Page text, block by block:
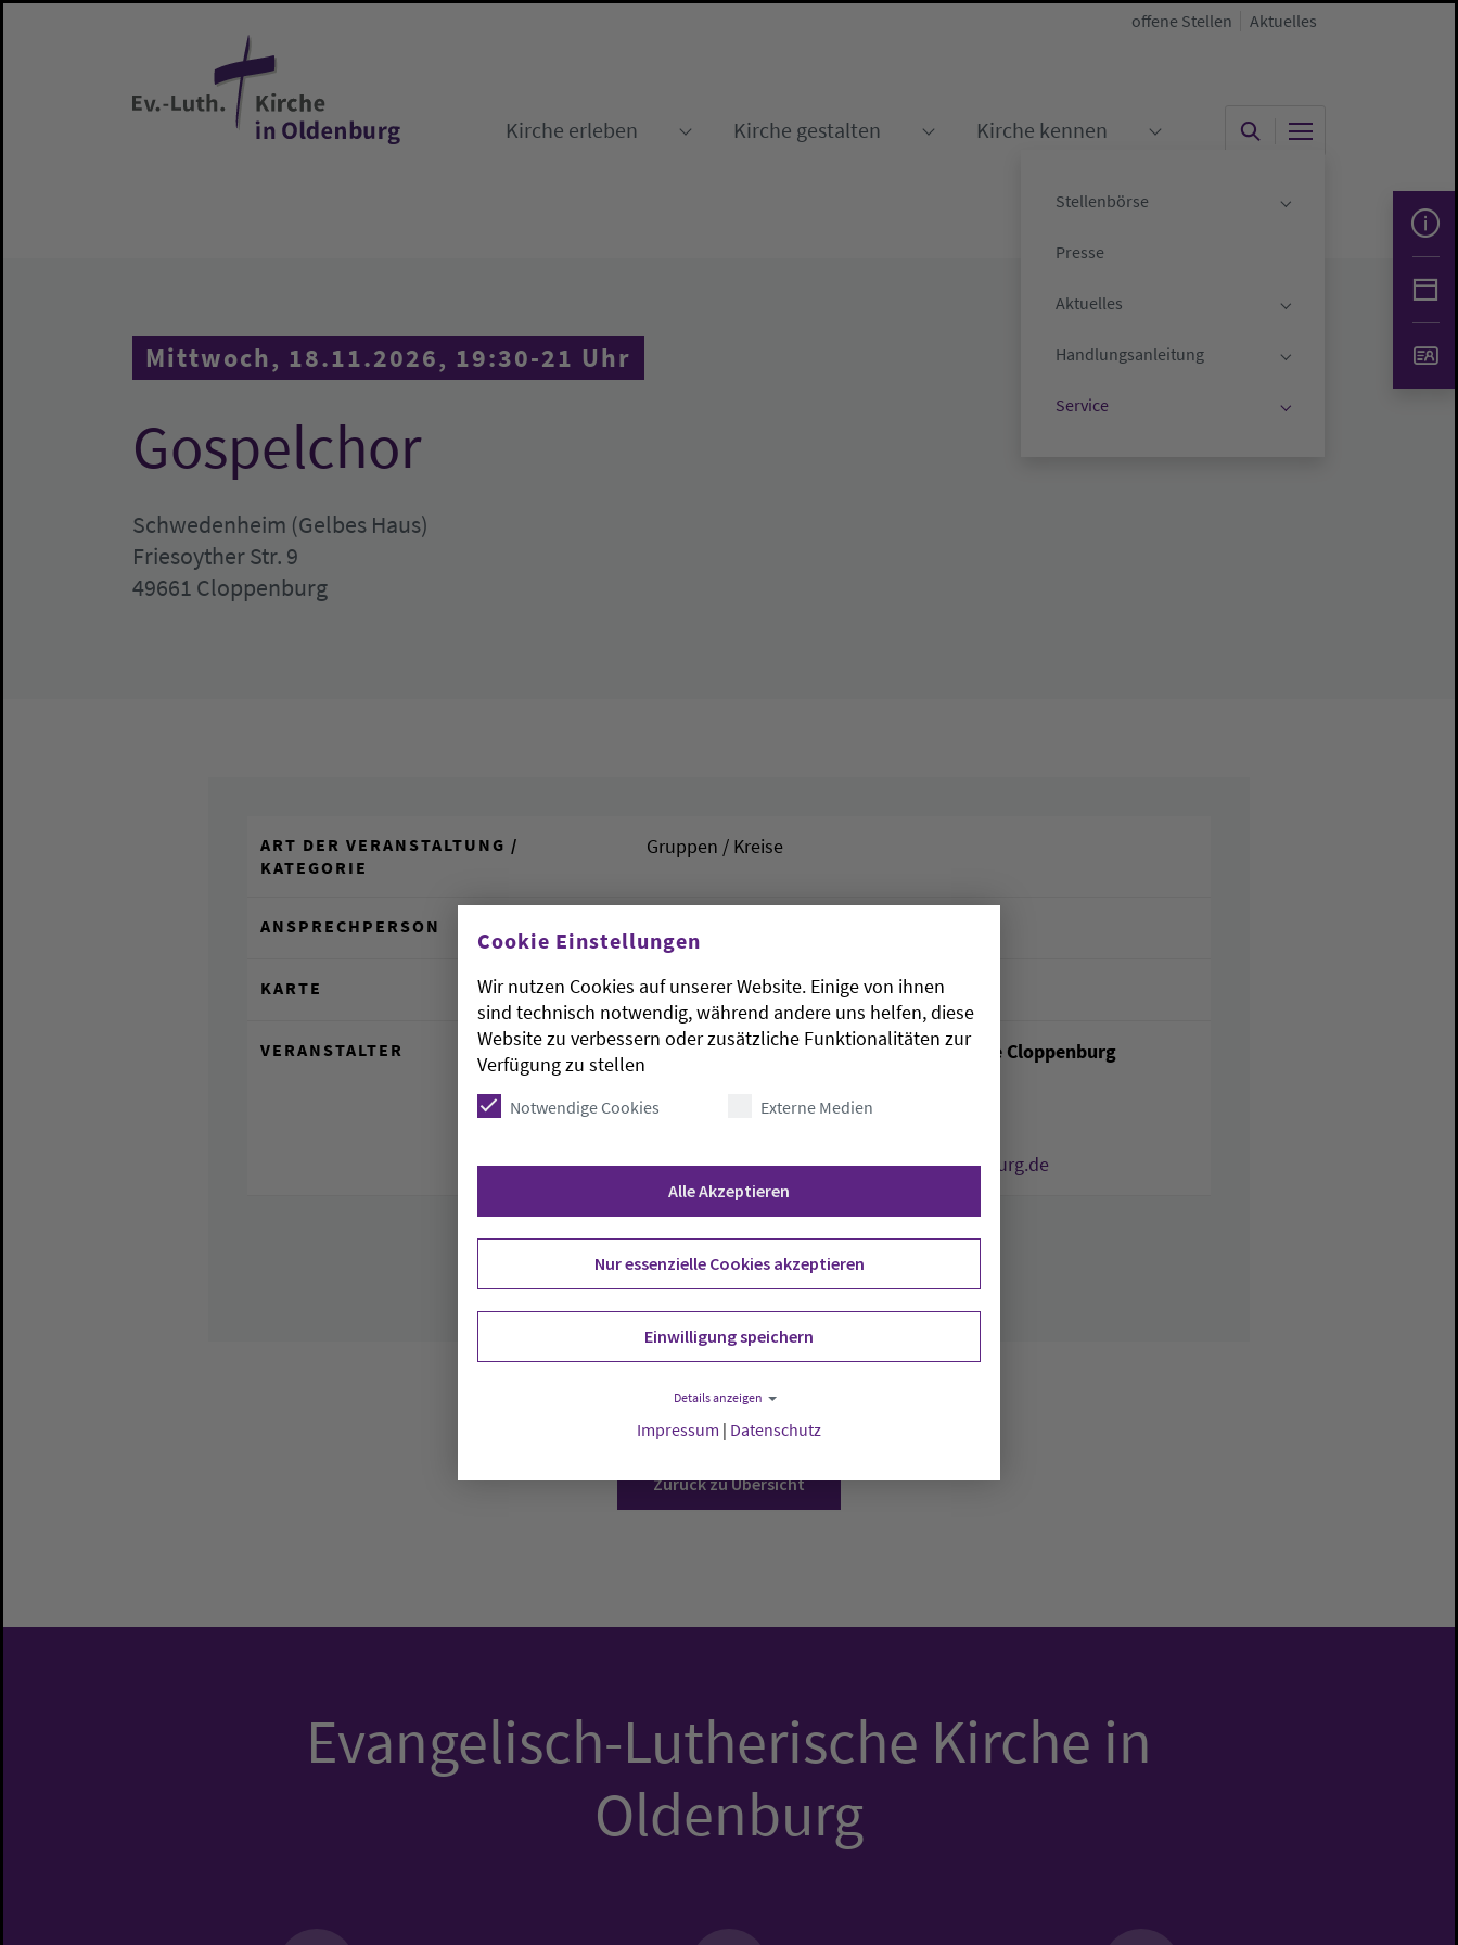
Kirche erleben
Kirche gestalten
Kirche kennen
Stellenbörse
Submenu for
Presse
Aktuelles
Handlungsanleitung
Service
offene Stellen Aktuelles
Gospelchor
Mittwoch, 18.11.2026, 19:30-21 Uhr
Schwedenheim (Gelbes Haus)
Friesoyther Str. 9
49661 Cloppenburg
ART DER VERANSTALTUNG /
KATEGORIE
Gruppen / Kreise
ANSPRECHPERSON
KARTE Ort auf Karte anzeigen
VERANSTALTER
Evangelisch-lutherische Kirchengemeinde Cloppenburg
49661
Cloppenburg
kirchenbuero.cloppenburg@kirche-oldenburg.de
Zurück zu Übersicht
Evangelisch-Lutherische Kirche in
Oldenburg
Cookie Einstellungen
Wir nutzen Cookies auf unserer Website. Einige von ihnen
sind technisch notwendig, während andere uns helfen, diese
Website zu verbessern oder zusätzliche Funktionalitäten zur
Verfügung zu stellen
Notwendige Cookies Externe Medien
Alle Akzeptieren
Nur essenzielle Cookies akzeptieren
Einwilligung speichern
Details anzeigen
Impressum | Datenschutz